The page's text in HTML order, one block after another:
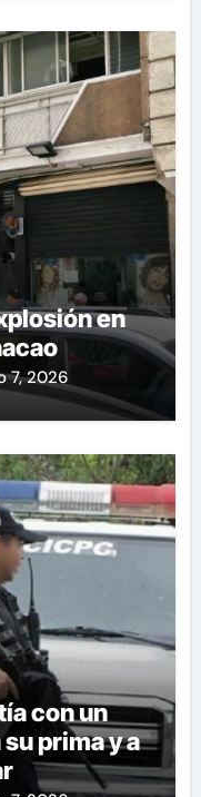
en
7, 2026
con un
prima y a